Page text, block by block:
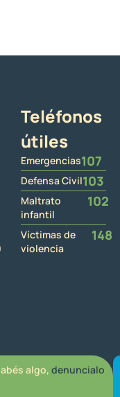
Teléfonos
útiles
Emergencias107
Defensa Civil103
Maltrato
infantil
102
Víctimas de
violencia
148
algo, denuncialo